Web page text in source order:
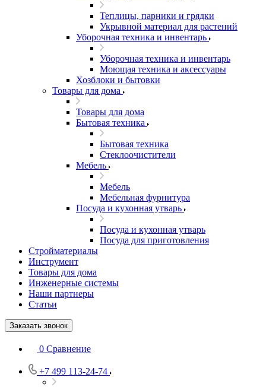
Теплицы, парники и грядки
Укрывной материал для растений
Уборочная техника и инвентарь
Уборочная техника и инвентарь
Моющая техника и аксессуары
Хозблоки и бытовки
Товары для дома
Товары для дома
Бытовая техника
Бытовая техника
Стеклоочистители
Мебель
Мебель
Мебельная фурнитура
Посуда и кухонная утварь
Посуда и кухонная утварь
Посуда для приготовления
Стройматериалы
Инструмент
Товары для дома
Инженерные системы
Наши партнеры
Статьи
Заказать звонок
0 Сравнение
+7 499 113-24-74